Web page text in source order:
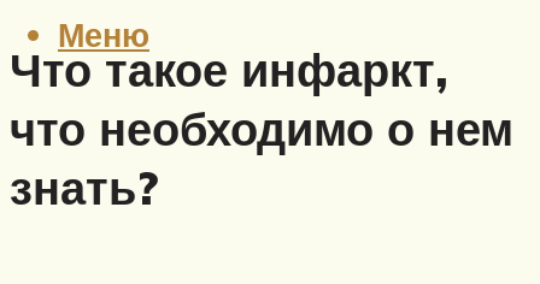
Меню
Что такое инфаркт,
что необходимо о нем
знать?